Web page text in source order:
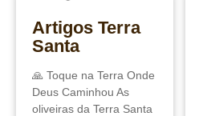
Artigos Terra
Santa
🙏 Toque na Terra Onde
Deus Caminhou As
oliveiras da Terra Santa